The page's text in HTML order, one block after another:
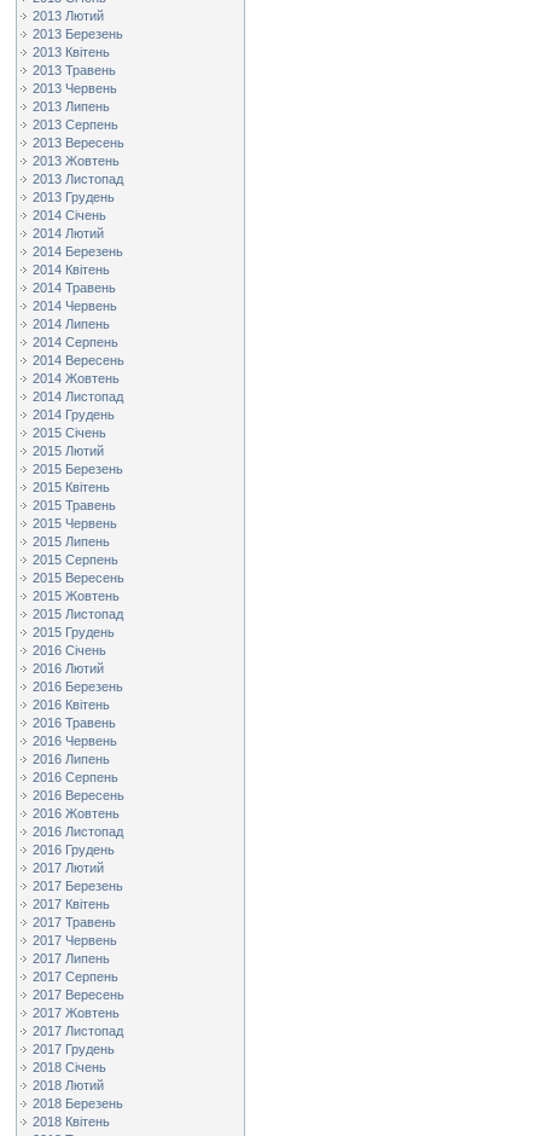
2013 Лютий
2013 Березень
2013 Квітень
2013 Травень
2013 Червень
2013 Липень
2013 Серпень
2013 Вересень
2013 Жовтень
2013 Листопад
2013 Грудень
2014 Січень
2014 Лютий
2014 Березень
2014 Квітень
2014 Травень
2014 Червень
2014 Липень
2014 Серпень
2014 Вересень
2014 Жовтень
2014 Листопад
2014 Грудень
2015 Січень
2015 Лютий
2015 Березень
2015 Квітень
2015 Травень
2015 Червень
2015 Липень
2015 Серпень
2015 Вересень
2015 Жовтень
2015 Листопад
2015 Грудень
2016 Січень
2016 Лютий
2016 Березень
2016 Квітень
2016 Травень
2016 Червень
2016 Липень
2016 Серпень
2016 Вересень
2016 Жовтень
2016 Листопад
2016 Грудень
2017 Лютий
2017 Березень
2017 Квітень
2017 Травень
2017 Червень
2017 Липень
2017 Серпень
2017 Вересень
2017 Жовтень
2017 Листопад
2017 Грудень
2018 Січень
2018 Лютий
2018 Березень
2018 Квітень